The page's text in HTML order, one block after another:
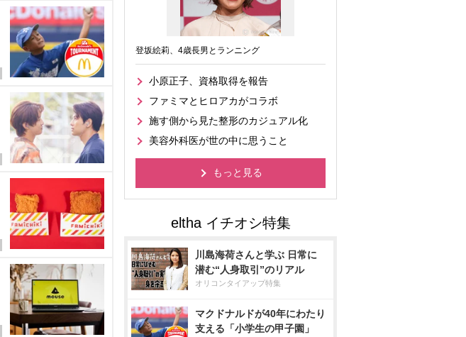
登坂絵莉、4歳長男とランニング
小原正子、資格取得を報告
ファミマとヒロアカがコラボ
施す側から見た整形のカジュアル化
美容外科医が世の中に思うこと
もっと見る
川島海荷さんと学ぶ 日常に
潜む“人身取引”のリアル
オリコンタイアップ特集
マクドナルドが40年にわたり
支える「小学生の甲子園」